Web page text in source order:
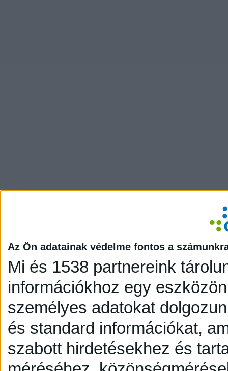
Az Ön adatainak védelme fontos a
Mi és 1538 partnereink
információkhoz egy
személyes adatokat
és standard információkat,
szabott hirdetésekhez és